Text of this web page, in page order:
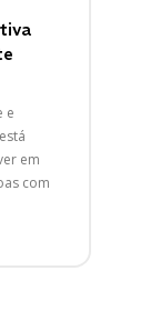
e
em
com